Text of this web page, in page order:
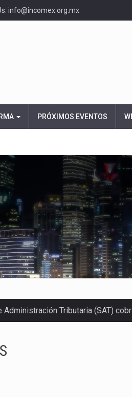
info@incomex.org.mx
PRÓXIMOS EVENTOS
Tributaria (SAT)
totalmente preparada